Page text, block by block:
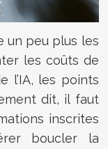
un peu plus les
les coûts de
l’IA, les points
dit, il faut
inscrites
boucler la